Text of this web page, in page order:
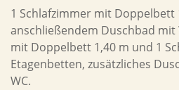
1 Schlafzimmer mit Doppelbett
anschließendem Duschbad mit
mit Doppelbett 1,40 m und 1
Etagenbetten, zusätzliches
WC.